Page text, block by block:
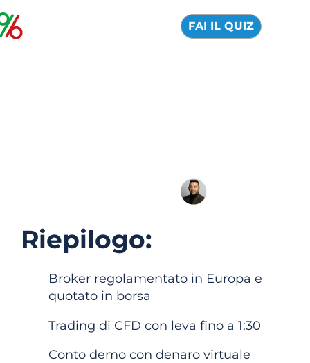
FAI IL QUIZ
Riepilogo:
Broker regolamentato in Europa e
quotato in borsa
Trading di CFD con leva fino a 1:30
Conto demo con denaro virtuale